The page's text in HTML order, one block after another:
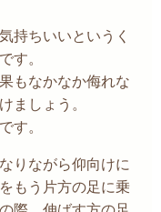
持ちいいというく
す。
もなかなか侮れな
ましょう。
す。
りながら仰向けに
もう片方の足に乗